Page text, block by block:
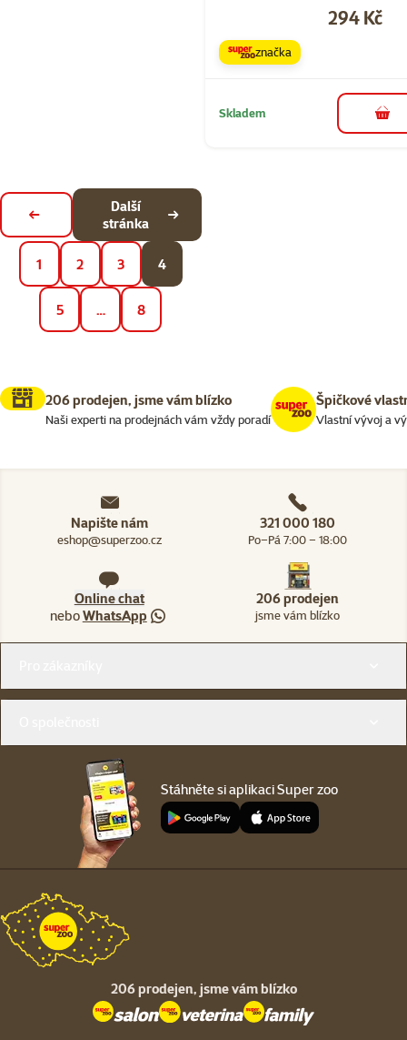
Cena
294 Kč
značka
Skladem do
Předchozí stránka
1 2 3 4
5 … 8
Další
stránka
206 prodejen, jsme vám blízko
Naši experti na prodejnách vám vždy poradí
Špičkové
Vlastní vývoj a
Napište nám
eshop@superzoo.cz
321 000 180
Po–Pá 7:00 – 18:00
Online chat
neboWhatsApp
206 prodejen
jsme vám blízko
Stáhněte si aplikaci Super zoo
206 prodejen, jsme vám blízko